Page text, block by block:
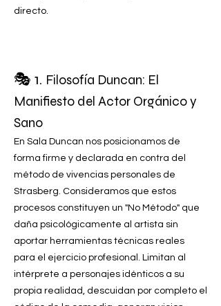
directo.
🎭 1. Filosofía Duncan: El
Manifiesto del Actor Orgánico y
Sano
En Sala Duncan nos posicionamos de
forma firme y declarada en contra del
método de vivencias personales de
Strasberg. Consideramos que estos
procesos constituyen un "No Método" que
daña psicológicamente al artista sin
aportar herramientas técnicas reales
para el ejercicio profesional. Limitan al
intérprete a personajes idénticos a su
propia realidad, descuidan por completo el